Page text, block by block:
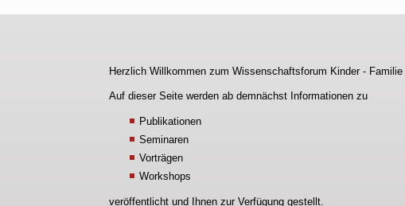
Herzlich Willkommen zum Wissenschaftsforum Kinder -
Auf dieser Seite werden ab demnächst Informationen zu
Publikationen
Seminaren
Vorträgen
Workshops
veröffentlicht und Ihnen zur Verfügung gestellt.